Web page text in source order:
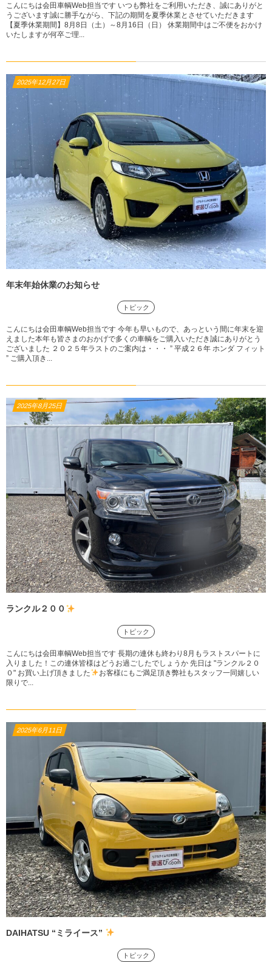
こんにちは会田車輌Web担当です いつも弊社をご利用いただき、誠にありがと
うございます誠に勝手ながら、下記の期間を夏季休業とさせていただきます
【夏季休業期間】8月8日（土）～8月16日（日） 休業期間中はご不便をおかけ
いたしますが何卒ご理...
2025年12月27日
年末年始休業のお知らせ
トピック
こんにちは会田車輌Web担当です 今年も早いもので、あっという間に年末を迎
えました本年も皆さまのおかげで多くの車輌をご購入いただき誠にありがとう
ございました ２０２５年ラストのご案内は・・・ ” 平成２６年 ホンダ フィット
” ご購入頂き...
2025年8月25日
ランクル２００
トピック
こんにちは会田車輌Web担当です 長期の連休も終わり8月もラストスパートに
入りました！この連休皆様はどうお過ごしたでしょうか 先日は "ランクル２０
０" お買い上げ頂きました
お客様にもご満足頂き弊社もスタッフ一同嬉しい
限りで...
2025年6月11日
DAIHATSU “ミライース”
トピック